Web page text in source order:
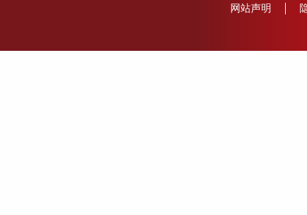
网站声明